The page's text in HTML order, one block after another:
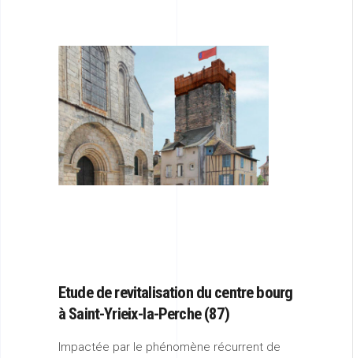
Etude derevitalisation du centre bourg
à Saint-Yrieix-la-Perche (87)
Impactée par le phénomène récurrent de